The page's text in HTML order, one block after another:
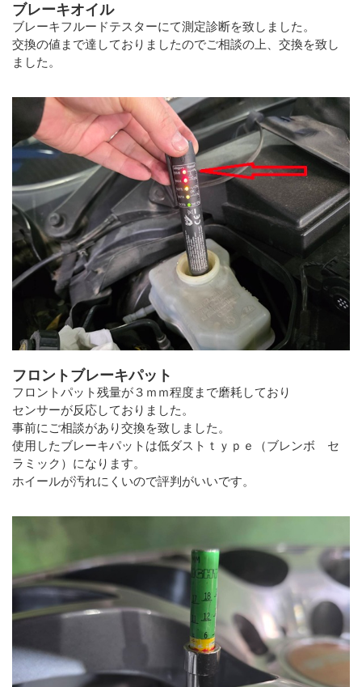
ブレーキオイル
ブレーキフルードテスターにて測定診断を致しました。
交換の値まで達しておりましたのでご相談の上、交換を致し
ました。
フロントブレーキパット
フロントパット残量が３ｍｍ程度まで磨耗しており
センサーが反応しておりました。
事前にご相談があり交換を致しました。
使用したブレーキパットは低ダストｔｙｐｅ（ブレンボ セ
ラミック）になります。
ホイールが汚れにくいので評判がいいです。